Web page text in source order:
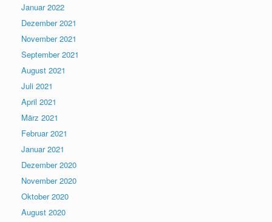
Januar 2022
Dezember 2021
November 2021
September 2021
August 2021
Juli 2021
April 2021
März 2021
Februar 2021
Januar 2021
Dezember 2020
November 2020
Oktober 2020
August 2020